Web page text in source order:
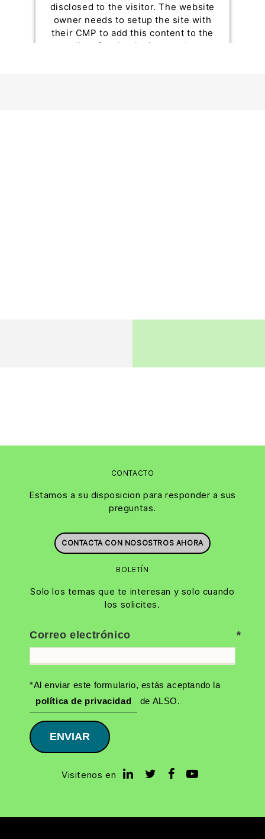
disclosed to the visitor. The website
owner needs to setup the site with
their CMP to add this content to the
list of technologies used.
CONTACTO
Estamos a su disposicion para responder a sus
preguntas.
CONTACTA CON NOSOSTROS AHORA
BOLETÍN
Solo los temas que te interesan y solo cuando
los solicites.
Correo electrónico
*Al enviar este formulario, estás aceptando la
política de privacidad
de ALSO.
ENVIAR
Visitenos en